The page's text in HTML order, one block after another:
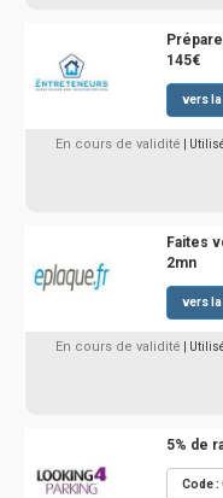
145€
vers
En cours de validité |
Faites
2mn
vers
En cours de validité |
5% de
Code :